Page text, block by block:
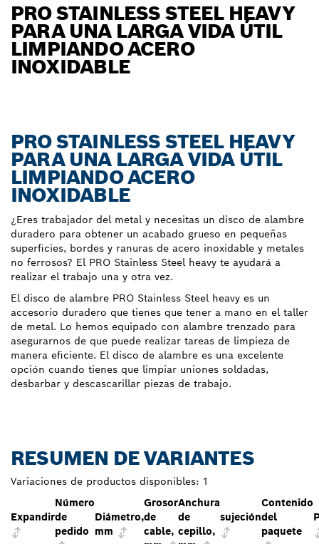
PRO STAINLESS STEEL HEAVY
PARA UNA LARGA VIDA ÚTIL
LIMPIANDO ACERO
INOXIDABLE
PRO STAINLESS STEEL HEAVY
PARA UNA LARGA VIDA ÚTIL
LIMPIANDO ACERO
INOXIDABLE
¿Eres trabajador del metal y necesitas un disco de alambre
duradero para obtener un acabado grueso en pequeñas
superficies, bordes y ranuras de acero inoxidable y metales
no ferrosos? El PRO Stainless Steel heavy te ayudará a
realizar el trabajo una y otra vez.
El disco de alambre PRO Stainless Steel heavy es un
accesorio duradero que tienes que tener a mano en el taller
de metal. Lo hemos equipado con alambre trenzado para
asegurarnos de que puede realizar tareas de limpieza de
manera eficiente. El disco de alambre es una excelente
opción cuando tienes que limpiar uniones soldadas,
desbarbar y descascarillar piezas de trabajo.
RESUMEN DE VARIANTES
Variaciones de productos disponibles: 1
Expandir
Número
de
pedido
Diámetro,
mm
Grosor
de
cable,
Anchura
de
cepillo,
sujeción
Contenido
del
paquete